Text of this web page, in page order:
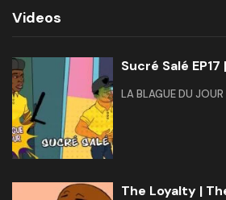
Videos
Sucré Salé
LA BLAGUE DU JOUR
The Loyalty |